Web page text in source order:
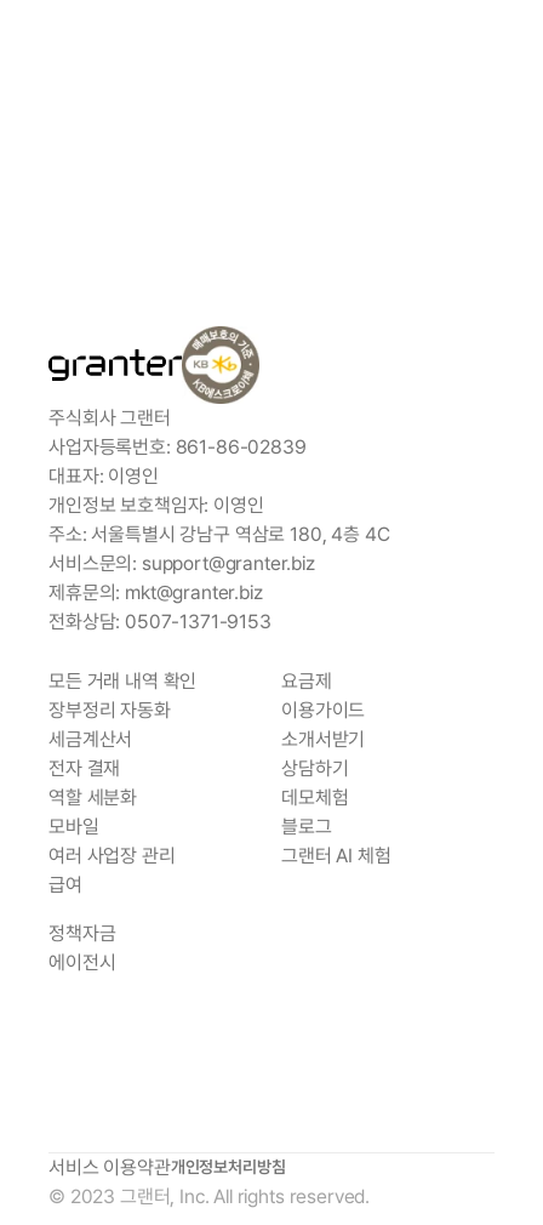
주식회사 그랜터
사업자등록번호: 861-86-02839
대표자: 이영인
개인정보 보호책임자: 이영인
주소: 서울특별시 강남구 역삼로 180, 4층 4C
서비스문의: support@granter.biz
제휴문의: mkt@granter.biz
전화상담: 0507-1371-9153
모든 거래 내역 확인
장부정리 자동화
세금계산서
전자 결재
역할 세분화
모바일
여러 사업장 관리
급여
요금제
이용가이드
소개서받기
상담하기
데모체험
블로그
그랜터 AI 체험
정책자금
에이전시
© 2023 그랜터, Inc. All rights reserved.
서비스 이용약관개인정보처리방침